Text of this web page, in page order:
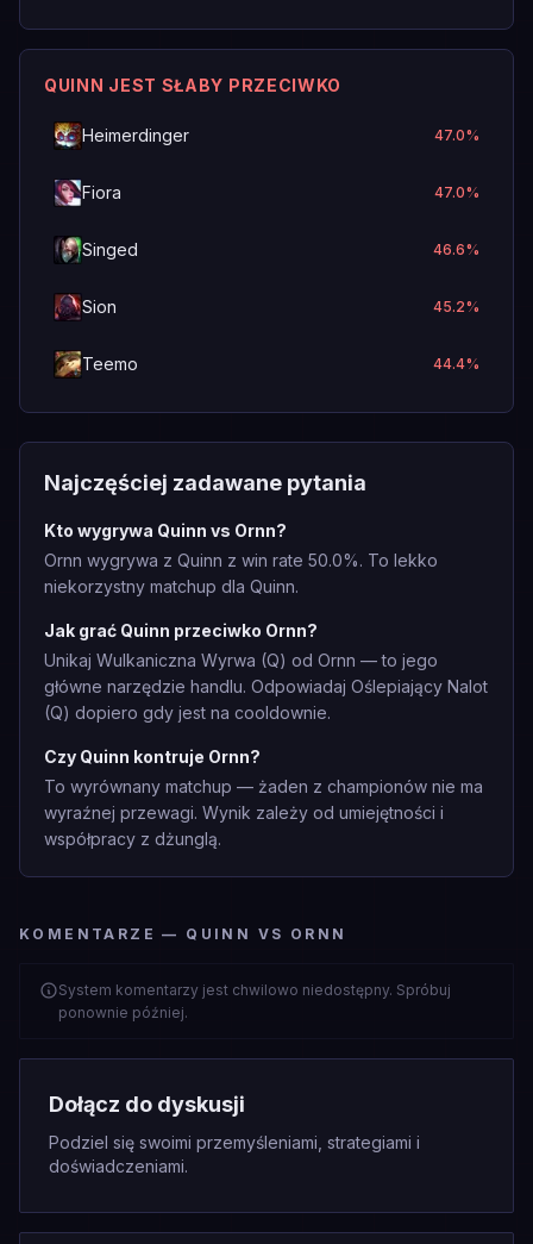
QUINN JEST SŁABY PRZECIWKO
Heimerdinger 47.0%
Fiora 47.0%
Singed 46.6%
Sion 45.2%
Teemo 44.4%
Najczęściej zadawane pytania
Kto wygrywa Quinn vs Ornn?
Ornn wygrywa z Quinn z win rate 50.0%. To lekko
niekorzystny matchup dla Quinn.
Jak grać Quinn przeciwko Ornn?
Unikaj Wulkaniczna Wyrwa (Q) od Ornn — to jego
główne narzędzie handlu. Odpowiadaj Oślepiający Nalot
(Q) dopiero gdy jest na cooldownie.
Czy Quinn kontruje Ornn?
To wyrównany matchup — żaden z championów nie ma
wyraźnej przewagi. Wynik zależy od umiejętności i
współpracy z dżunglą.
KOMENTARZE — QUINN VS ORNN
System komentarzy jest chwilowo niedostępny. Spróbuj
ponownie później.
Dołącz do dyskusji
Podziel się swoimi przemyśleniami, strategiami i
doświadczeniami.